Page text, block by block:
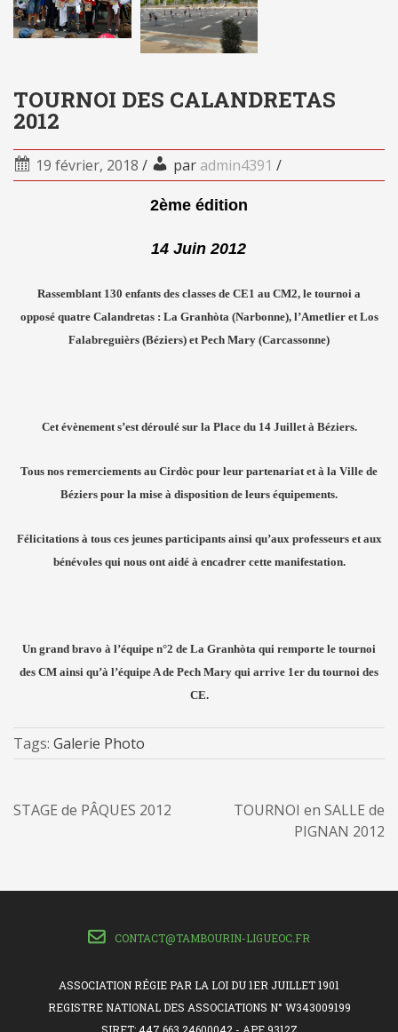
TOURNOI DES CALANDRETAS
2012
19 février, 2018 / par admin4391 /
2ème édition
14 Juin 2012
Rassemblant 130 enfants des classes de CE1 au CM2, le tournoi a
opposé quatre Calandretas : La Granhòta (Narbonne), l’Ametlier et Los
Falabreguièrs (Béziers) et Pech Mary (Carcassonne)
Cet évènement s’est déroulé sur la Place du 14 Juillet à Béziers.
Tous nos remerciements au Cirdòc pour leur partenariatet à la Ville de
Béziers pour la mise à disposition de leurs équipements.
Félicitations à tous ces jeunes participants ainsi qu’aux professeurs et aux
bénévoles qui nous ont aidé à encadrer cette manifestation.
Un grand bravo à l’équipe n°2 de La Granhòta qui remporte le tournoi
des CM ainsi qu’à l’équipe A de Pech Mary qui arrive 1er du tournoi des
CE.
Tags: Galerie Photo
STAGE de PÂQUES 2012
TOURNOI en SALLE de
PIGNAN 2012
CONTACT@TAMBOURIN-LIGUEOC.FR
ASSOCIATION RÉGIE PAR LA LOI DU 1ER JUILLET 1901
REGISTRE NATIONAL DES ASSOCIATIONS N° W343009199